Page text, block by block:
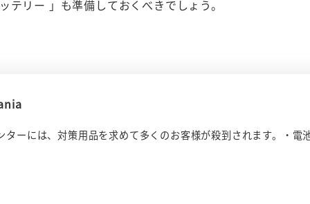
リー 」も準備しておくべきでしょう。
ーには、対策用品を求めて多くのお客様が殺到されます。・電